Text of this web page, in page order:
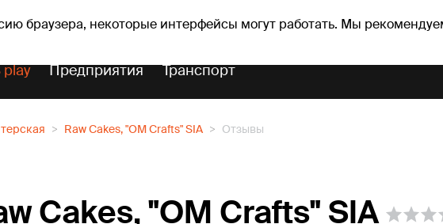
браузера, некоторые интерфейсы могут работать. Мы
Прогноз погоды Гороскопы
play Предприятия Транспорт
Raw Cakes, "OM Crafts" SIA Отзывы
Cakes, "OM Crafts" SIA